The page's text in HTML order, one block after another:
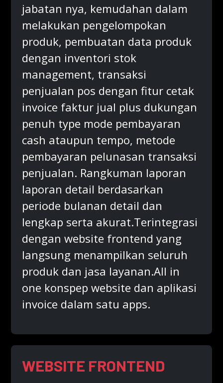
jabatan nya, kemudahan dalam
melakukan pengelompokan
produk, pembuatan data produk
dengan inventori stok
management, transaksi
penjualan pos dengan fitur cetak
invoice faktur jual plus dukungan
penuh type mode pembayaran
cash ataupun tempo, metode
pembayaran pelunasan transaksi
penjualan. Rangkuman laporan
laporan detail berdasarkan
periode bulanan detail dan
lengkap serta akurat.Terintegrasi
dengan website frontend yang
langsung menampilkan seluruh
produk dan jasa layanan.All in
one konspep website dan aplikasi
invoice dalam satu apps.
WEBSITE FRONTEND